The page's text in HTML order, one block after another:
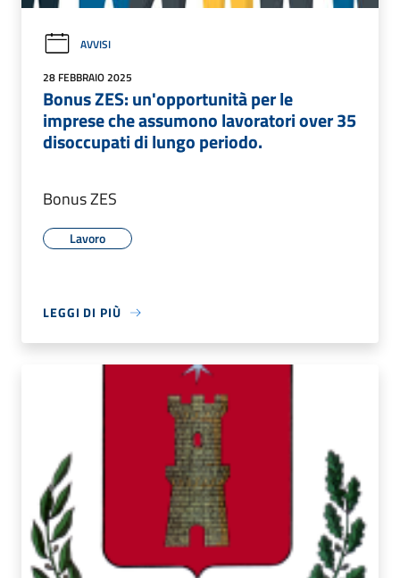
AVVISI
28 FEBBRAIO 2025
Bonus ZES: un'opportunità per le
imprese che assumono lavoratori over 35
disoccupati di lungo periodo.
Bonus ZES
Lavoro
LEGGI DI PIÙ